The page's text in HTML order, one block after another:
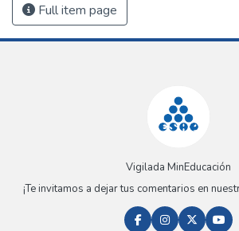
Full item page
Vigilada MinEducación
¡Te invitamos a dejar tus comentarios en